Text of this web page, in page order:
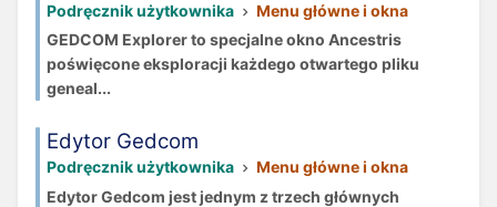
Podręcznik użytkownika
Menu główne i okna
GEDCOM Explorer to specjalne okno Ancestris
poświęcone eksploracji każdego otwartego pliku
geneal...
Edytor Gedcom
Podręcznik użytkownika
Menu główne i okna
Edytor Gedcom jest jednym z trzech głównych